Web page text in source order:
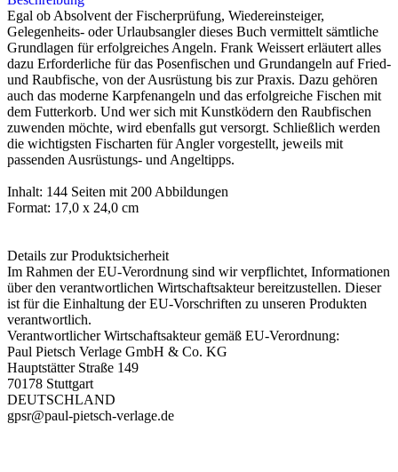
Egal ob Absolvent der Fischerprüfung, Wiedereinsteiger,
Gelegenheits- oder Urlaubsangler dieses Buch vermittelt sämtliche
Grundlagen für erfolgreiches Angeln. Frank Weissert erläutert alles
dazu Erforderliche für das Posenfischen und Grundangeln auf Fried-
und Raubfische, von der Ausrüstung bis zur Praxis. Dazu gehören
auch das moderne Karpfenangeln und das erfolgreiche Fischen mit
dem Futterkorb. Und wer sich mit Kunstködern den Raubfischen
zuwenden möchte, wird ebenfalls gut versorgt. Schließlich werden
die wichtigsten Fischarten für Angler vorgestellt, jeweils mit
passenden Ausrüstungs- und Angeltipps.
Inhalt: 144 Seiten mit 200 Abbildungen
Format: 17,0 x 24,0 cm
Details zur Produktsicherheit
Im Rahmen der EU-Verordnung sind wir verpflichtet, Informationen
über den verantwortlichen Wirtschaftsakteur bereitzustellen. Dieser
ist für die Einhaltung der EU-Vorschriften zu unseren Produkten
verantwortlich.
Verantwortlicher Wirtschaftsakteur gemäß EU-Verordnung:
Paul Pietsch Verlage GmbH & Co. KG
Hauptstätter Straße 149
70178 Stuttgart
DEUTSCHLAND
gpsr@paul-pietsch-verlage.de